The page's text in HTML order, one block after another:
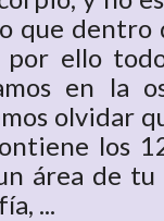
que dentro
por ello
en la
olvidar
los
área de tu
...